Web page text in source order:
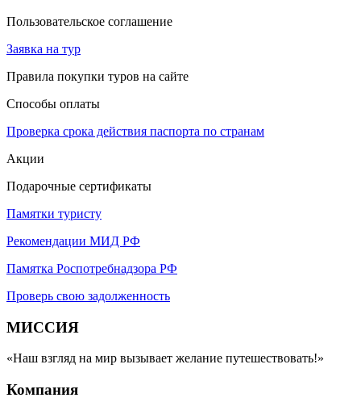
Пользовательское соглашение
Заявка на тур
Правила покупки туров на сайте
Способы оплаты
Проверка срока действия паспорта по странам
Акции
Подарочные сертификаты
Памятки туристу
Рекомендации МИД РФ
Памятка Роспотребнадзора РФ
Проверь свою задолженность
МИССИЯ
«Наш взгляд на мир вызывает желание путешествовать!»
Компания